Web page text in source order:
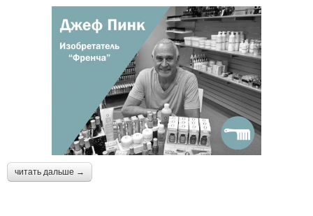
читать дальше →